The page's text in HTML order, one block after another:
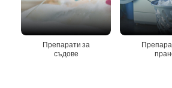
Препарати за
съдове